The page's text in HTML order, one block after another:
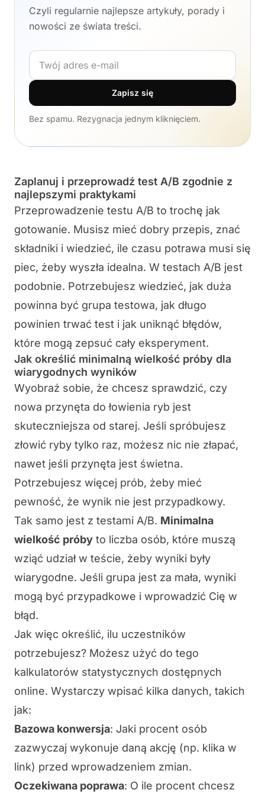
Czyli regularnie najlepsze artykuły, porady i
nowości ze świata treści.
Adres e-mail
Zapisz się
Bez spamu. Rezygnacja jednym kliknięciem.
Zaplanuj i przeprowadź test A/B zgodnie z
najlepszymi praktykami
Przeprowadzenie testu A/B to trochę jak
gotowanie. Musisz mieć dobry przepis, znać
składniki i wiedzieć, ile czasu potrawa musi się
piec, żeby wyszła idealna. W testach A/B jest
podobnie. Potrzebujesz wiedzieć, jak duża
powinna być grupa testowa, jak długo
powinien trwać test i jak uniknąć błędów,
które mogą zepsuć cały eksperyment.
Jak określić minimalną wielkość próby dla
wiarygodnych wyników
Wyobraź sobie, że chcesz sprawdzić, czy
nowa przynęta do łowienia ryb jest
skuteczniejsza od starej. Jeśli spróbujesz
złowić ryby tylko raz, możesz nic nie złapać,
nawet jeśli przynęta jest świetna.
Potrzebujesz więcej prób, żeby mieć
pewność, że wynik nie jest przypadkowy.
Tak samo jest z testami A/B. Minimalna
wielkość próby to liczba osób, które muszą
wziąć udział w teście, żeby wyniki były
wiarygodne. Jeśli grupa jest za mała, wyniki
mogą być przypadkowe i wprowadzić Cię w
błąd.
Jak więc określić, ilu uczestników
potrzebujesz? Możesz użyć do tego
kalkulatorów statystycznych dostępnych
online. Wystarczy wpisać kilka danych, takich
jak:
Bazowa konwersja: Jaki procent osób
zazwyczaj wykonuje daną akcję (np. klika w
link) przed wprowadzeniem zmian.
Oczekiwana poprawa: O ile procent chcesz